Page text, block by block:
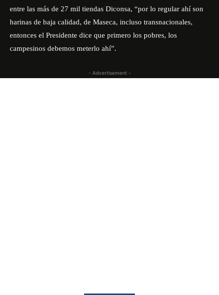
entre las más de 27 mil tiendas Diconsa, “por lo regular ahí son
harinas de baja calidad, de Maseca, incluso transnacionales,
entonces el Presidente dice que primero los pobres, los
campesinos debemos meterlo ahí”.
- Advertisement -